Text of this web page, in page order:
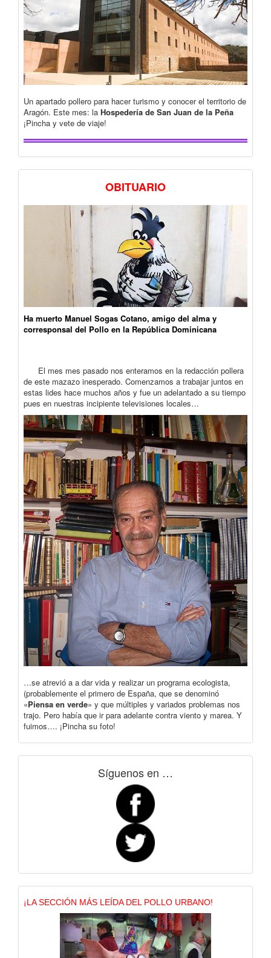
Un apartado pollero para hacer turismo y conocer el territorio de
Aragón. Este mes: la Hospedería de San Juan de la Peña
¡Pincha y vete de viaje!
OBITUARIO
Ha muerto Manuel Sogas Cotano, amigo del alma y
corresponsal del Pollo en la República Dominicana
El mes mes pasado nos enteramos en la redacción pollera
de este mazazo inesperado. Comenzamos a trabajar juntos en
estas lides hace muchos años y fue un adelantado a su tiempo
pues en nuestras incipiente televisiones locales…
…se atrevió a a dar vida y realizar un programa ecologista,
(probablemente el primero de España, que se denominó
«Piensa en verde» y que múltiples y variados problemas nos
trajo. Pero había que ir para adelante contra viento y marea. Y
fuimos…. ¡Pincha su foto!
Síguenos en …
¡LA SECCIÓN MÁS LEÍDA DEL POLLO URBANO!